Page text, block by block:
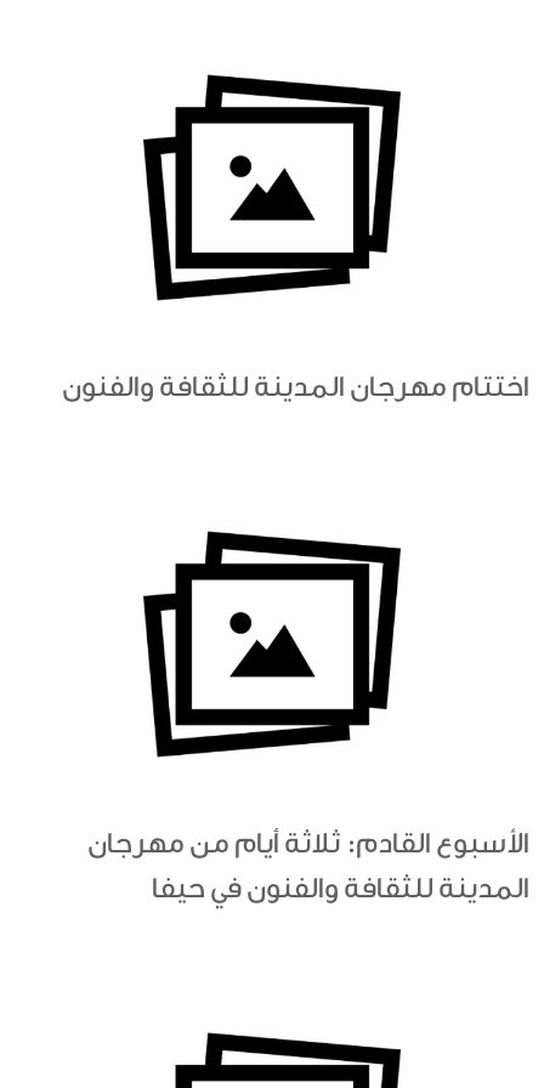
اختتام مهرجان المدينة للثقافة والفنون
الأسبوع القادم: ثلاثة أيام من مهرجان
المدينة للثقافة والفنون في حيفا